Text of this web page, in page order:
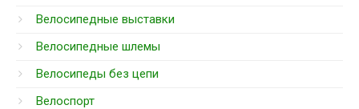
Велосипедные выставки
Велосипедные шлемы
Велосипеды без цепи
Велоспорт